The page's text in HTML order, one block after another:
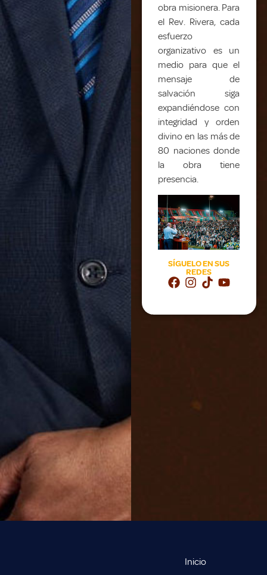
obra misionera. Para
el Rev. Rivera, cada
esfuerzo
organizativo es un
medio para que el
mensaje de
salvación siga
expandiéndose con
integridad y orden
divino en las más de
80 naciones donde
la obra tiene
presencia.
SÍGUELO EN SUS
REDES
Inicio